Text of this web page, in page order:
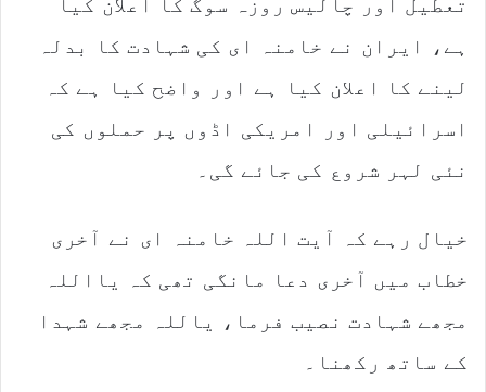
تعطیل اور چالیس روزہ سوگ کا اعلان کیا
ہے، ایران نے خامنہ ای کی شہادت کا بدلہ
لینے کا اعلان کیا ہے اور واضح کیا ہے کہ
اسرائیلی اور امریکی اڈوں پر حملوں کی
نئی لہر شروع کی جائے گی۔
خیال رہے کہ آیت اللہ خامنہ ای نے آخری
خطاب میں آخری دعا مانگی تھی کہ یااللہ
مجھے شہادت نصیب فرما، یاللہ مجھے شہدا
کے ساتھ رکھنا۔